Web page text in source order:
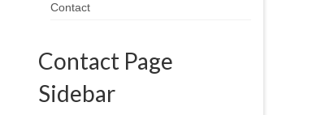
Contact
Contact Page
Sidebar